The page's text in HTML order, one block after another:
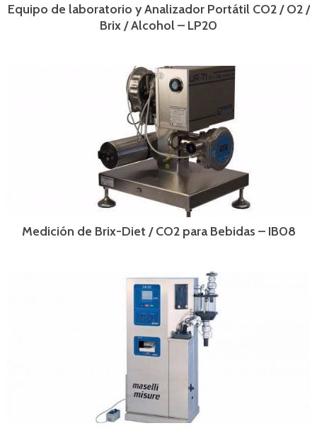
Equipo de laboratorio y Analizador Portátil CO2 / O2 /
Brix / Alcohol – LP20
Medición de Brix-Diet / CO2 para Bebidas – IB08